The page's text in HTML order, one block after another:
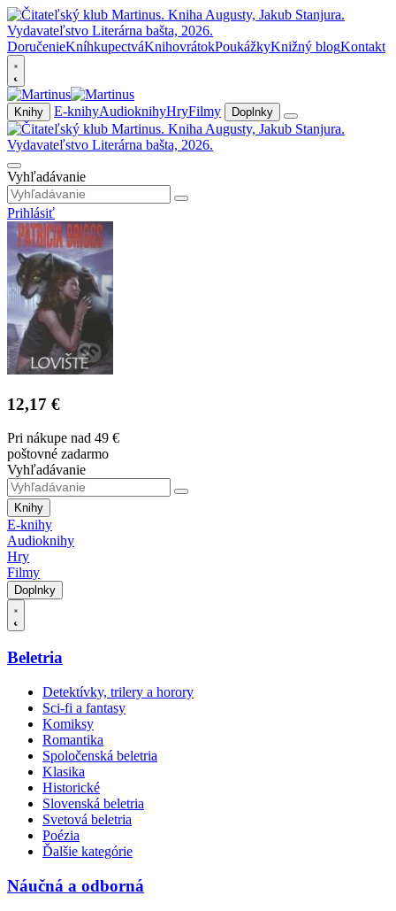
DoručenieKníhkupectváKnihovrátokPoukážkyKnižný blogKontakt
Knihy E-knihyAudioknihyHryFilmy Doplnky
Vyhľadávanie
Prihlásiť
12,17 €
Pri nákupe nad 49 €
poštovné zadarmo
Vyhľadávanie
Knihy
E-knihy
Audioknihy
Hry
Filmy
Doplnky
Beletria
Detektívky, trilery a horory
Sci-fi a fantasy
Komiksy
Romantika
Spoločenská beletria
Klasika
Historické
Slovenská beletria
Svetová beletria
Poézia
Ďalšie kategórie
Náučná a odborná